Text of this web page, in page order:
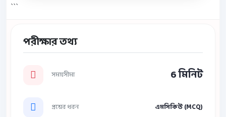
```
পরীক্ষার তথ্য
সময়সীমা 6 মিনিট
প্রশ্নের ধরন এমসিকিউ (MCQ)